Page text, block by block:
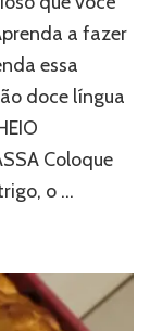
a fazer
essa
doce língua
Coloque
o …